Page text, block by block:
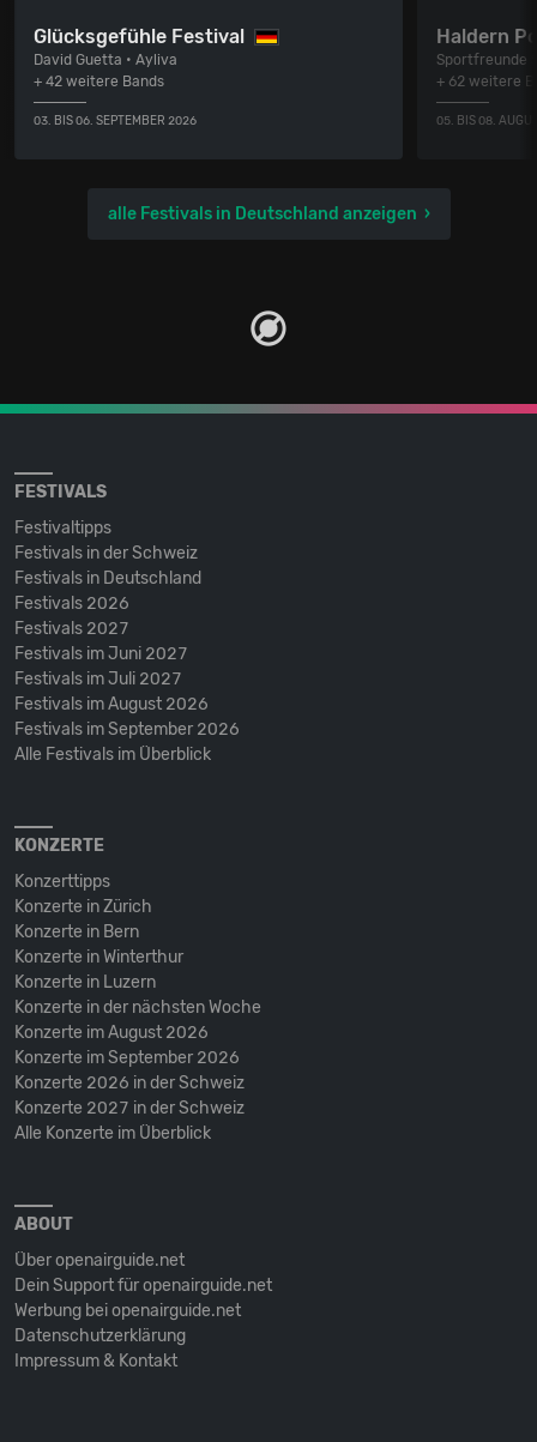
Glücksgefühle Festival
David Guetta • Ayliva
+ 42 weitere Bands
03. BIS 06. SEPTEMBER 2026
Haldern
Sportfreunde
+ 62 weitere
05. BIS 08.
alle Festivals in Deutschland anzeigen
FESTIVALS
Festivaltipps
Festivals in der Schweiz
Festivals in Deutschland
Festivals 2026
Festivals 2027
Festivals im Juni 2027
Festivals im Juli 2027
Festivals im August 2026
Festivals im September 2026
Alle Festivals im Überblick
KONZERTE
Konzerttipps
Konzerte in Zürich
Konzerte in Bern
Konzerte in Winterthur
Konzerte in Luzern
Konzerte in der nächsten Woche
Konzerte im August 2026
Konzerte im September 2026
Konzerte 2026 in der Schweiz
Konzerte 2027 in der Schweiz
Alle Konzerte im Überblick
ABOUT
Über openairguide.net
Dein Support für openairguide.net
Werbung bei openairguide.net
Datenschutz­erklärung
Impressum & Kontakt